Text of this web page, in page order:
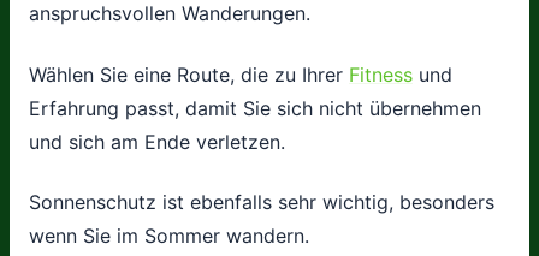
anspruchsvollen Wanderungen.
Wählen Sie eine Route, die zu Ihrer Fitness und
Erfahrung passt, damit Sie sich nicht übernehmen
und sich am Ende verletzen.
Sonnenschutz ist ebenfalls sehr wichtig, besonders
wenn Sie im Sommer wandern.